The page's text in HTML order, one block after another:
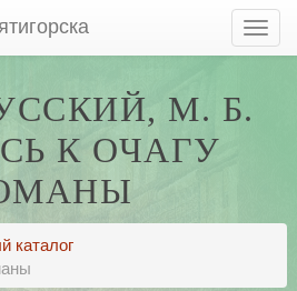
М. Б.
К ОЧАГУ
каталог